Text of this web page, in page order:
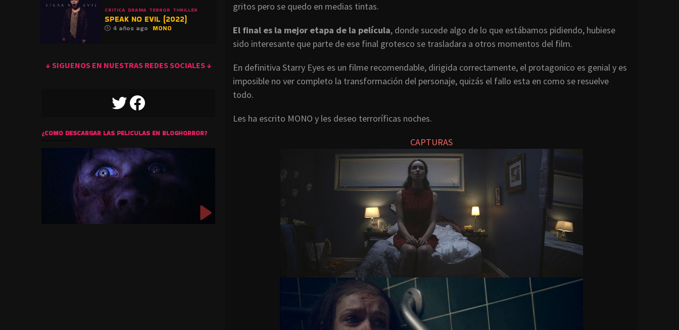
gritos pero se quedo en medias tintas.
El final es la mejor etapa de la película, donde sucede algo de lo que estábamos pidiendo, hubiese
sido interesante que parte de ese final grotesco se trasladara a otros momentos del film.
En definitiva Starry Eyes es un filme recomendable, dirigida correctamente, el protagonico es genial y es
imposible no ver completo la transformación del personaje, quizás el fallo esta en como se resuelve
todo.
Les ha escrito MONO y les deseo terroríficas noches.
CAPTURAS
CRITICA DRAMA TERROR THRILLER
SPEAK NO EVIL (2022)
4 años ago MONO
↓ SIGUENOS EN NUESTRAS REDES SOCIALES ↓
TWITTERFACEBOOK
¿COMO DESCARGAR LAS PELICULAS EN BLOGHORROR?